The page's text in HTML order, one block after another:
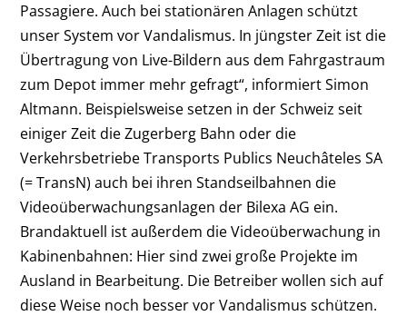
Passagiere. Auch bei stationären Anlagen schützt
unser System vor Vandalismus. In jüngster Zeit ist die
Übertragung von Live-Bildern aus dem Fahrgastraum
zum Depot immer mehr gefragt“, informiert ­Simon
Altmann. Beispielsweise setzen in der Schweiz seit
einiger Zeit die Zugerberg Bahn oder die
Verkehrsbetriebe Transports Publics Neuchâteles SA
(= TransN) auch bei ihren Standseilbahnen die
Videoüberwachungsanlagen der Bilexa AG ein.
Brandaktuell ist ­außerdem die Videoüberwachung in
Kabinenbahnen: Hier sind zwei große Projekte im
Ausland in Bearbeitung. Die Betreiber wollen sich auf
diese Weise noch besser vor Vandalismus schützen.